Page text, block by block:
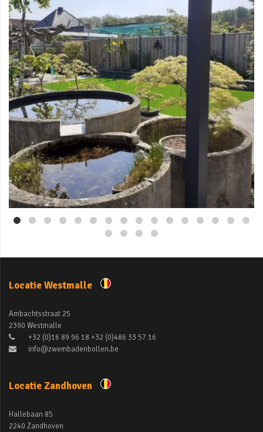
Mei 3
Locatie Westmalle
Ambachtsstraat 25
2390 Westmalle
+32 (0)16 89 96 18 +32 (0)486 33 57 16
info@zwembadenbollen.be
Locatie Zandhoven
Hallebaan 85
2240 Zandhoven